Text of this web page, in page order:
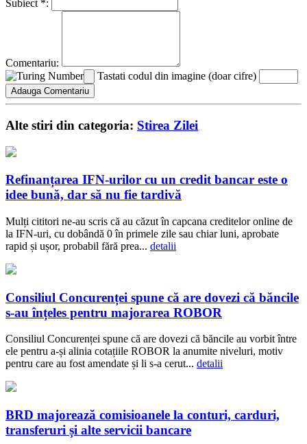
Subiect *:
Comentariu:
Tastati codul din imagine (doar cifre)
Alte stiri din categoria: Stirea Zilei
Refinanțarea IFN-urilor cu un credit bancar este o
idee bună, dar să nu fie tardivă
Mulți cititori ne-au scris că au căzut în capcana creditelor online de
la IFN-uri, cu dobândă 0 în primele zile sau chiar luni, aprobate
rapid și ușor, probabil fără prea... detalii
Consiliul Concurenței spune că are dovezi că băncile
s-au înțeles pentru majorarea ROBOR
Consiliul Concurenței spune că are dovezi că băncile au vorbit între
ele pentru a-și alinia cotațiile ROBOR la anumite niveluri, motiv
pentru care au fost amendate și li s-a cerut... detalii
BRD majorează comisioanele la conturi, carduri,
transferuri și alte servicii bancare